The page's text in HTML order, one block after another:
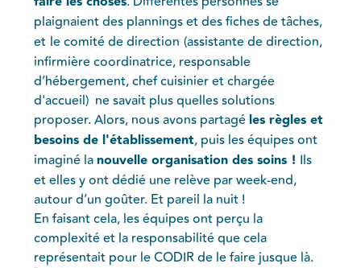
plaignaient des plannings et des fiches de tâches,
et le comité de direction (assistante de direction,
infirmière coordinatrice, responsable
d’hébergement, chef cuisinier et chargée
d'accueil) ne savait plus quelles solutions
proposer. Alors, nous avons partagéles règles et
besoins de l'établissement, puis les équipes ont
imaginé lanouvelle organisation des soins ! Ils
et elles y ont dédié une relève par week-end,
autour d’un goûter. Et pareil la nuit !
En faisant cela, les équipes ont perçu la
complexité et la responsabilité que cela
représentait pour le CODIR de le faire jusque là.